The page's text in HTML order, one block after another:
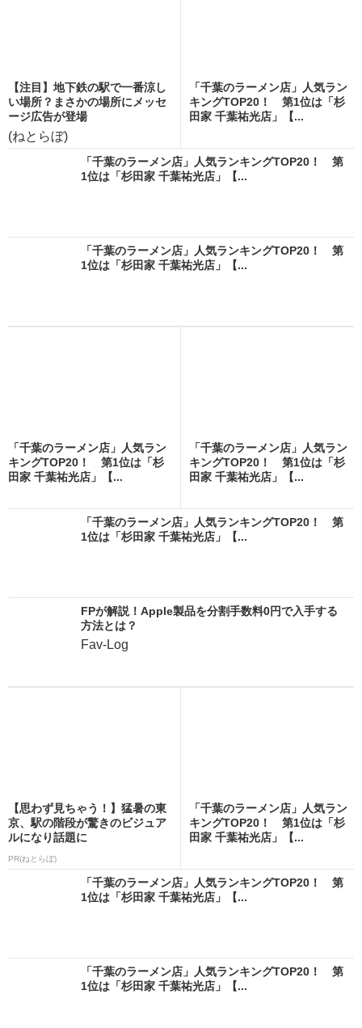
【注目】地下鉄の駅で一番涼し
い場所？まさかの場所にメッセ
ージ広告が登場
(ねとらぼ)
「千葉のラーメン店」人気ラン
キングTOP20！ 第1位は「杉
田家 千葉祐光店」【...
「千葉のラーメン店」人気ランキングTOP20！ 第
1位は「杉田家 千葉祐光店」【...
「千葉のラーメン店」人気ランキングTOP20！ 第
1位は「杉田家 千葉祐光店」【...
「千葉のラーメン店」人気ラン
キングTOP20！ 第1位は「杉
田家 千葉祐光店」【...
「千葉のラーメン店」人気ラン
キングTOP20！ 第1位は「杉
田家 千葉祐光店」【...
「千葉のラーメン店」人気ランキングTOP20！ 第
1位は「杉田家 千葉祐光店」【...
FPが解説！Apple製品を分割手数料0円で入手する
方法とは？
Fav-Log
【思わず見ちゃう！】猛暑の東
京、駅の階段が驚きのビジュア
ルになり話題に
PR(ねとらぼ)
「千葉のラーメン店」人気ラン
キングTOP20！ 第1位は「杉
田家 千葉祐光店」【...
「千葉のラーメン店」人気ランキングTOP20！ 第
1位は「杉田家 千葉祐光店」【...
「千葉のラーメン店」人気ランキングTOP20！ 第
1位は「杉田家 千葉祐光店」【...